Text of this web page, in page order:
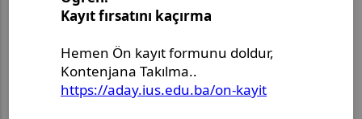
Master's Thesis Defense
Announcement - Ms. Leyla